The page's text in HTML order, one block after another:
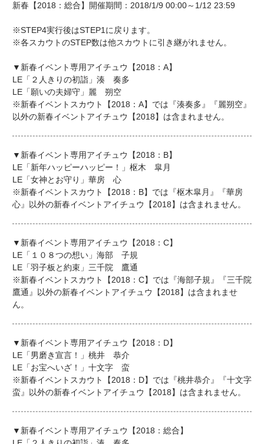
新春【2018：総合】開催期間：2018/1/9 00:00～1/12 23:59
※STEP4実行後はSTEP1に戻ります。
※各スカウトのSTEP数は他スカウトに引き継がれません。
▼新春イベント専用アイチュウ【2018：A】
LE「２人きりの初詣」湊 奏多
LE「願いの夫婦守」麗 朔空
※新春イベントスカウト【2018：A】では『湊奏多』『麗朔空』
以外の新春イベントアイチュウ【2018】は含まれません。
▼新春イベント専用アイチュウ【2018：B】
LE「新年ハッピーハッピー！」枢木 皐月
LE「女神とお守り」華房 心
※新春イベントスカウト【2018：B】では『枢木皐月』『華房
心』以外の新春イベントアイチュウ【2018】は含まれません。
▼新春イベント専用アイチュウ【2018：C】
LE「１０８つの想い」海部 子規
LE「羽子板と約束」三千院 鷹通
※新春イベントスカウト【2018：C】では『海部子規』『三千院
鷹通』以外の新春イベントアイチュウ【2018】は含まれませ
ん。
▼新春イベント専用アイチュウ【2018：D】
LE「男磨き宣言！」桃井 恭介
LE「お宝へいざ！」十文字 蛮
※新春イベントスカウト【2018：D】では『桃井恭介』『十文字
蛮』以外の新春イベントアイチュウ【2018】は含まれません。
▼新春イベント専用アイチュウ【2018：総合】